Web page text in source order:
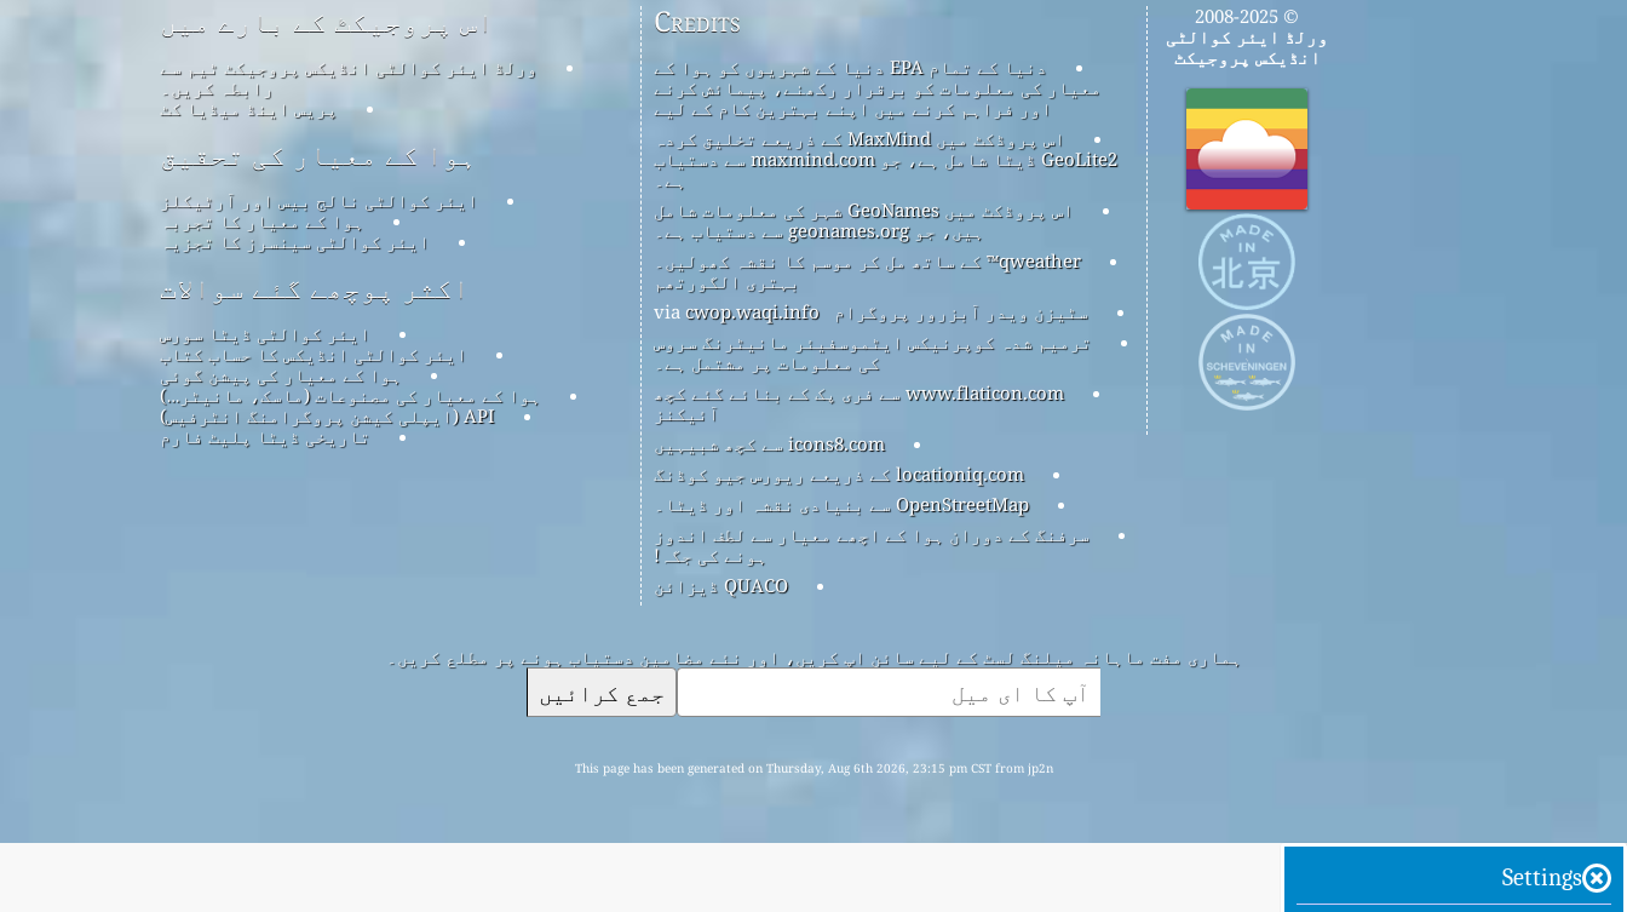
اس پروجیکٹ کے بارے میں
ورلڈ ایئر کوالٹی انڈیکس پروجیکٹ ٹیم سے
رابطہ کریں۔
پریس اینڈ میڈیا کٹ
ہوا کے معیار کی تحقیق
ایئر کوالٹی نالج بیس اور آرٹیکلز
ہوا کے معیار کا تجربہ
ایئر کوالٹی سینسرز کا تجزیہ
اکثر پوچھے گئے سوالات
ایئر کوالٹی ڈیٹا سورس
ایئر کوالٹی انڈیکس کا حساب کتاب
ہوا کے معیار کی پیشن گوئی
ہوا کے معیار کی مصنوعات (ماسک، مانیٹر…)
API (ایپلی کیشن پروگرامنگ انٹرفیس)
تاریخی ڈیٹا پلیٹ فارم
Credits
دنیا کے تمام EPA دنیا کے شہریوں کو ہوا کے
معیار کی معلومات کو برقرار رکھنے، پیمائش کرنے
اور فراہم کرنے میں اپنے بہترین کام کے لیے
اس پروڈکٹ میں MaxMind کے ذریعے تخلیق کردہ
GeoLite2 ڈیٹا شامل ہے، جو maxmind.com سے دستیاب
ہے۔
اس پروڈکٹ میں GeoNames شہر کی معلومات شامل
ہیں، جو geonames.org سے دستیاب ہے۔
qweather™ کے ساتھ مل کر موسم کا نقشہ کھولیں۔
بہتری الگورتھم
سٹیزن ویدر آبزرور پروگرام
cwop.waqi.info
ترمیم شدہ کوپرنیکس ایٹموسفیئر مانیٹرنگ سروس
کی معلومات پر مشتمل ہے۔
www.flaticon.com سے فری پک کے بنائے گئے کچھ
آئیکنز
icons8.com سے کچھ شبیہیں
locationiq.com کے ذریعے ریورس جیو کوڈنگ
OpenStreetMap سے بنیادی نقشہ اور ڈیٹا۔
سرفنگ کے دوران ہوا کے اچھے معیار سے لطف اندوز
ہونے کی جگہ!
QUACO ڈیزائن
© 2008-2025
ورلڈ ایئر کوالٹی
انڈیکس پروجیکٹ
ہماری مفت ماہانہ میلنگ لسٹ کے لیے سائن اپ کریں، اور نئے مضامین دستیاب ہونے پر مطلع کریں۔
جمع کرائیں
This page has been generated on Thursday, Aug 6th 2026, 23:15 pm CST from jp2n
Settings